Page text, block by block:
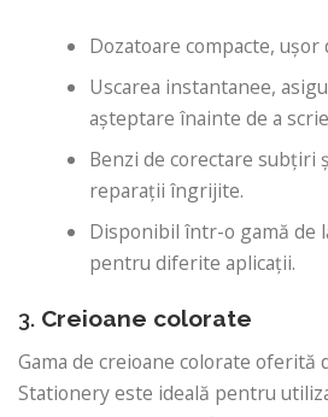
Dozatoare compacte, ușor
Uscarea instantanee,
așteptare înainte de a
Benzi de corectare subțiri
reparații îngrijite.
Disponibil într-o gamă de
pentru diferite aplicații.
3. Creioane colorate
Gama de creioane colorate oferită
Stationery este ideală pentru